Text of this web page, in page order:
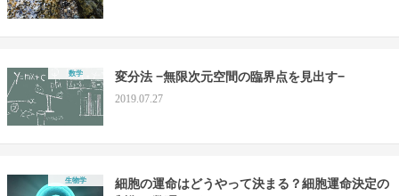
数学 変分法 −無限次元空間の臨界点を見出す−
2019.07.27
生物学
細胞の運命はどうやって決まる？細胞運命決定の